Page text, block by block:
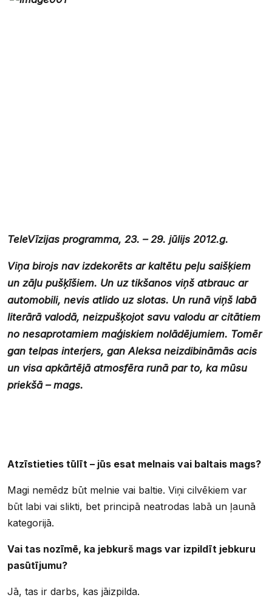
TeleVīzijas programma, 23. – 29. jūlijs 2012.g.
Viņa birojs nav izdekorēts ar kaltētu peļu saišķiem
un zāļu pušķīšiem. Un uz tikšanos viņš atbrauc ar
automobili, nevis atlido uz slotas. Un runā viņš labā
literārā valodā, neizpušķojot savu valodu ar citātiem
no nesaprotamiem maģiskiem nolādējumiem. Tomēr
gan telpas interjers, gan Aleksa neizdibināmās acis
un visa apkārtējā atmosfēra runā par to, ka mūsu
priekšā – mags.
Atzīstieties tūlīt – jūs esat melnais vai baltais mags?
Magi nemēdz būt melnie vai baltie. Viņi cilvēkiem var
būt labi vai slikti, bet principā neatrodas labā un ļaunā
kategorijā.
Vai tas nozīmē, ka jebkurš mags var izpildīt jebkuru
pasūtījumu?
Jā, tas ir darbs, kas jāizpilda.